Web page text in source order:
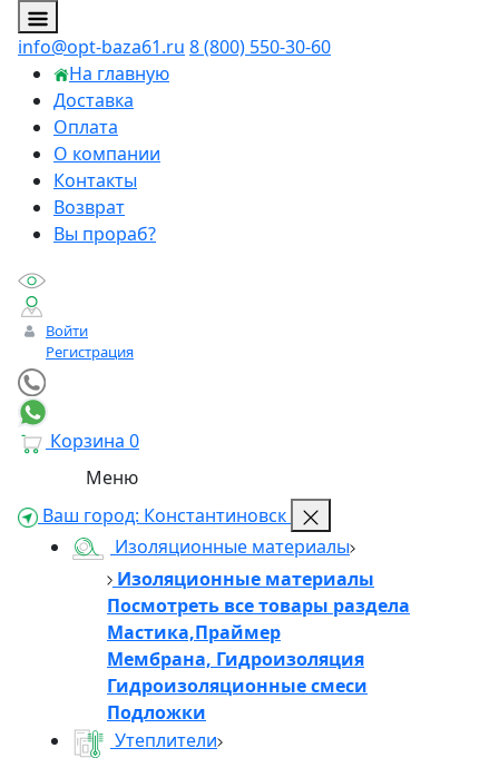
info@opt-baza61.ru 8 (800) 550-30-60
На главную
Доставка
Оплата
О компании
Контакты
Возврат
Вы прораб?
Войти
Регистрация
Корзина 0
Меню
Ваш город: Константиновск
Изоляционные материалы
Изоляционные материалы
Посмотреть все товары раздела
Мастика,Праймер
Мембрана, Гидроизоляция
Гидроизоляционные смеси
Подложки
Утеплители